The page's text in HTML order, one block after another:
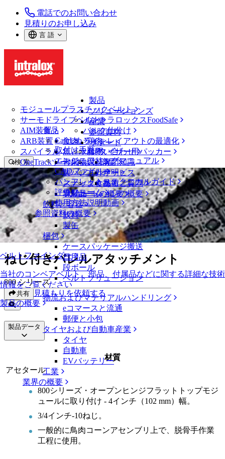
電話でのお問い合わせ
見積りのお申し込み
言 語
製品
モジュールプラスチックベルト
サーモドライブベルト
AIM装置
ARB装置
スパイラル
OneTrackツールおよび部品
ベルトファインダー
当社のコンベアベルト、部品、付属品などに関する詳細な技術
情報をご覧ください
製品の概要
ソリューションズ
イントラロックスFoodSafe
バルク仕分け
ラインレイアウトの最適化
パレタイザー用パッカー
専門知識
サービス
技術
ソリューションの概要
産業
食品
食肉、鶏肉
魚と水産物
青果物
製パン
スナック食品
乳製品
飲料と容器
飲料
製缶
梱包
ケースパッケージ搬送
日用品
段ボール
ベルトソリューション
物流およびマテリアルハンドリング
eコマースと流通
郵便と小包
タイヤおよび自動車産業
タイヤ
自動車
EVバッテリー
工業
業界の概要
参照資料
CalcLab
取付け手順
エンジニアリングマニュアル
CADファイル
パンフレット・テクニカルガイド
評価フォーム
使用方法説明動画
参照資料の概要
サポート
お問い合わせ
保証
方針声明
よくあるご質問
サポートの概要
検 索
メニューを開く
ベルトファインダー
ベルトファインダー
モジュールプラスチックベルト
800 シリーズ
ねじ付きバレルアタッチメント
ねじ付きバレルアタッチメント
800 シリーズ
共有 見積もりを依頼する
製品データ
材質
アセタール
800シリーズ・オープンヒンジフラットトップモジ
ュールに取り付け - 4インチ（102 mm）幅。
3/4インチ-10ねじ。
一般的に鳥肉コーンアセンブリ上で、脱骨手作業
工程に使用。